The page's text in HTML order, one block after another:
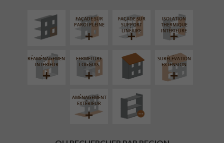
FAÇADE SUR
PAROI PLEINE
FAÇADE SUR
SUPPORT
LINÉAIRE
ISOLATION
THERMIQUE
INTÉRIEURE
RÉAMÉNAGEMENT
INTÉRIEUR
FERMETURE
LOGGIAS
RÉFECTION DES
TOITURES
SURÉLÉVATION
EXTENSION
AMÉNAGEMENT
EXTÉRIEUR
PROCÉDÉ
PARTICULIER